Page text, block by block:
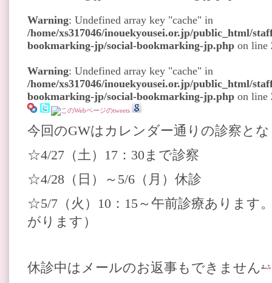
Warning: Undefined array key "cache" in
/home/xs317046/inouekyousei.or.jp/public_html/
bookmarking-jp/social-bookmarking-jp.php on line
Warning: Undefined array key "cache" in
/home/xs317046/inouekyousei.or.jp/public_html/
bookmarking-jp/social-bookmarking-jp.php on line
今回のGWはカレンダー通りの診察と
☆4/27（土）17：30まで診察
☆4/28（日）～5/6（月）休診
☆5/7（火）10：15～午前診療あります
がります）
休診中はメールのお返事もできません